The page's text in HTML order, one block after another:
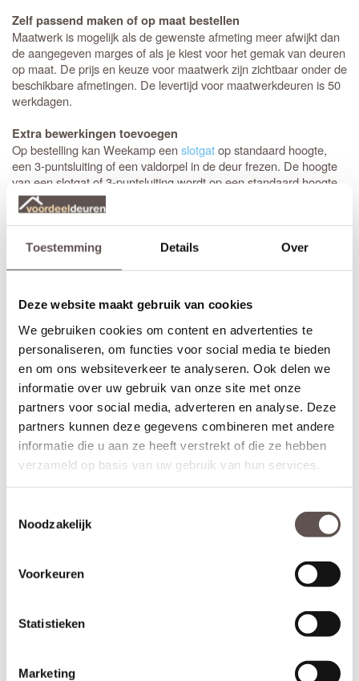
Toestemming Details Over
Deze website maakt gebruik van cookies
We gebruiken cookies om content en advertenties te
personaliseren, om functies voor social media te bieden
en om ons websiteverkeer te analyseren. Ook delen we
informatie over uw gebruik van onze site met onze
partners voor social media, adverteren en analyse. Deze
partners kunnen deze gegevens combineren met andere
informatie die u aan ze heeft verstrekt of die ze hebben
verzameld op basis van uw gebruik van hun services.
Noodzakelijk
Voorkeuren
Statistieken
Marketing
Zelf passend maken of op maat bestellen
Maatwerk is mogelijk als de gewenste afmeting meer afwijkt dan
de aangegeven marges of als je kiest voor het gemak van deuren
op maat. De prijs en keuze voor maatwerk zijn zichtbaar onder de
beschikbare afmetingen. De levertijd voor maatwerkdeuren is 50
werkdagen.
Extra bewerkingen toevoegen
Op bestelling kan Weekamp eenslotgatop standaard hoogte,
een 3-puntsluiting of een valdorpel in de deur frezen. De hoogte
van een slotgat of 3-puntsluiting wordt op een standaard hoogte
aangebracht. De deurkruk zit altijd op een hoogte van 105 cm
gemeten vanaf de onderzijde van de deur. Let op! De
draairichtingvan de deur is van belang. Maak je keuze uit het
overzicht.
deur eendeurknopwordt gemonteerd en aan de binnenzijde een
deurkruk. Sleutelbediende sloten worden meestal geplaatst op
voordeur
. De infrezing in de deur wordt beschermd met
grondverf en de 3-puntsluiting gemonteerd.
* Krukbediende 3-puntsluiting(achterdeur)
Geschikt voor buitendeuren waarbij aan de buitenzijde en
binnenzijde eendeurkruk wordt gemonteerd. Krukbediende
sloten worden meestal geplaatst op een
achterdeur
of
balkondeur. De infrezing in de deur wordt beschermd met
grondverf en de 3-puntsluiting gemonteerd.
Voordeuren worden afgehangen met scharnieren die met
schroeven zowel in de deur als op het kozijn worden gemonteerd.
het kozijn gemonteerd om de deur soepel te laten draaien en
kromtrekken tegen te gaan. Voordeuren met een hoogte van
kogellagerscharnieren
(Bewerkingen zoals een slotgat of 3-puntsluiting verlengt de